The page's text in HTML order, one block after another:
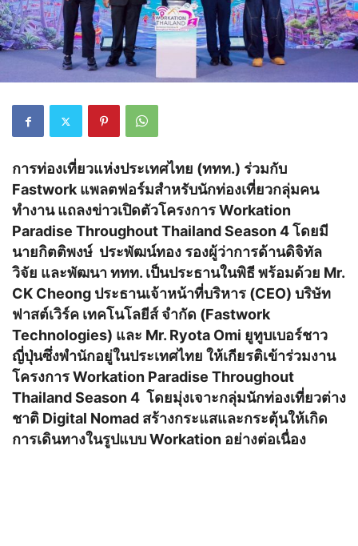
การท่องเที่ยวแห่งประเทศไทย (ททท.) ร่วมกับ
Fastwork แพลตฟอร์มสำหรับนักท่องเที่ยวกลุ่มคน
ทำงาน แถลงข่าวเปิดตัวโครงการ Workation
Paradise Throughout Thailand Season 4 โดยมี
นายกิตติพงษ์ ประพัฒน์ทอง รองผู้ว่าการด้านดิจิทัล
วิจัย และพัฒนา ททท. เป็นประธานในพิธี พร้อมด้วย Mr.
CK Cheong ประธานเจ้าหน้าที่บริหาร (CEO) บริษัท
ฟาสต์เวิร์ค เทคโนโลยีส์ จำกัด (Fastwork
Technologies) และ Mr. Ryota Omi ยูทูบเบอร์ชาว
ญี่ปุ่นซึ่งพำนักอยู่ในประเทศไทย ให้เกียรติเข้าร่วมงาน
โครงการ Workation Paradise Throughout
Thailand Season 4 โดยมุ่งเจาะกลุ่มนักท่องเที่ยวต่าง
ชาติ Digital Nomad สร้างกระแสและกระตุ้นให้เกิด
การเดินทางในรูปแบบ Workation อย่างต่อเนื่อง